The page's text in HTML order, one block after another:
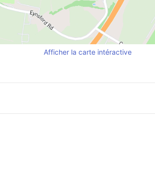
Afficher la carte intéractive